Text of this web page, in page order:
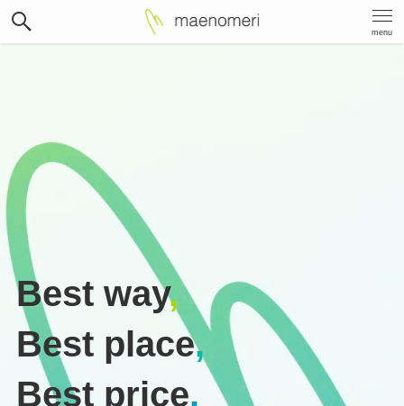
menu
Best way,
Best place,
Best price.